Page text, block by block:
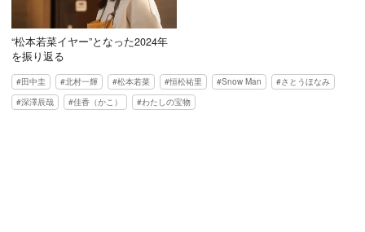
“松本若菜イヤー”となった2024年
を振り返る
田中圭 北村一輝 松本若菜 恒松祐里 Snow Man
さとうほなみ
深澤辰哉
佳香（かこ） わたしの宝物